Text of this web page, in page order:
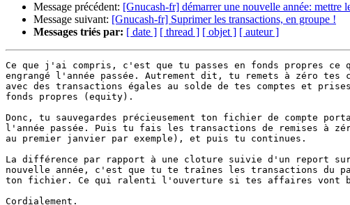
Message précédent: [Gnucash-fr] démarrer une nouvelle année: mettre
Message suivant: [Gnucash-fr] Suprimer les transactions, en groupe !
Messages triés par: [ date ] [ thread ] [ objet ] [ auteur ]
Ce que j'ai compris, c'est que tu passes en fonds propres ce
engrangé l'année passée. Autrement dit, tu remets à zéro tes
avec des transactions égales au solde de tes comptes et
fonds propres (equity).
Donc, tu sauvegardes précieusement ton fichier de compte
l'année passée. Puis tu fais les transactions de remises à
au premier janvier par exemple), et puis tu continues.
La différence par rapport à une cloture suivie d'un report
nouvelle année, c'est que tu te traînes les transactions du
ton fichier. Ce qui ralenti l'ouverture si tes affaires vont
Cordialement.